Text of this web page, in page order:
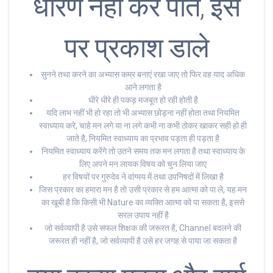
धारण नहीं कर पाते, इस
पर प्रकाश डाले
सुनने तथा करने का अभ्यास कम्र बनाएं रखा जाए तो फिर वह याद अधिक
आने लगता है
धीरे धीरे ही पकड़ मजबूत हो रही होती है
यदि लाभ नहीं भी हो रहा तो भी अभ्यास छोड़ना नहीं होता तथा नियमित
स्वाध्याय करे, चाहे मन लगे या ना लगे कभी ना कभी ठोकर खाकर सही हो ही
जाते है, नियमित स्वाध्याय का प्रभाव पड़ता ही पड़ता है
नियमित स्वाध्याय करेंगे तो उतने समय तक मन लगता है तथा स्वाध्याय के
लिए अपने मन लायक विषय को चुन लिया जाए
हर विषयों पर गुरुदेव ने वांग्मय में तथा उपनिषदों में लिखा है
जिस प्रकार का हमारा मन है तो उसी प्रकार से हम आत्मा को पा ले, यह मन
का खूबी है कि किसी भी Nature का व्यक्ति आत्मा को पा सकता है, इससे
सरल उपाय नहीं है
जो सर्वव्यापी है उसे सफल शिक्षक की जरूरत है, Channel बदलने की
जरूरत ही नहीं है, जो सर्वव्यापी है उसे हर जगह से पाया जा सकता है